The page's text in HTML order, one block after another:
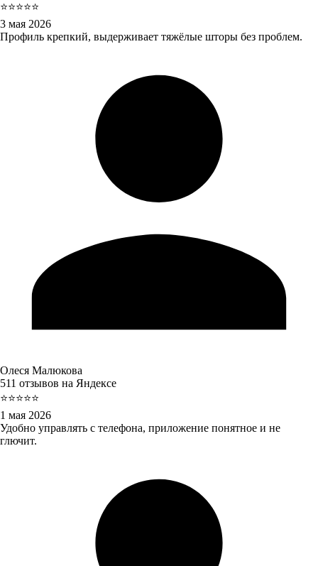
⭐⭐⭐⭐⭐
3 мая 2026
Профиль крепкий, выдерживает тяжёлые шторы без проблем.
Олеся Малюкова
511 отзывов на Яндексе
⭐⭐⭐⭐⭐
1 мая 2026
Удобно управлять с телефона, приложение понятное и не
глючит.